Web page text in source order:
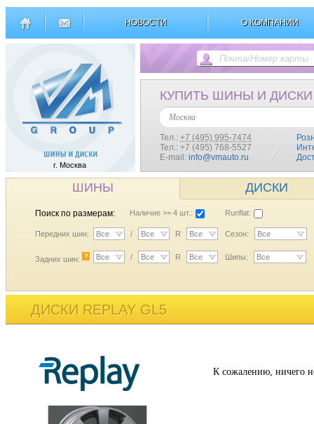
НОВОСТИ О КОМПАНИИ
г. Москва
КУПИТЬ ШИНЫ И ДИСКИ
Москва
Тел.: +7 (495) 995-7474
Тел.: +7 (495) 768-5527
E-mail: info@vmauto.ru
ШИНЫ ДИСКИ
Поиск по размерам: Наличие >= 4 шт.: Runflat:
Передних шин: Все / Все R Все Сезон: Все
Задних шин: ? Все / Все R Все Шипы: Все
ДИСКИ REPLAY GL5
К сожалению, ничего